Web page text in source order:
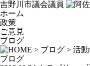
吉野川市議会議員
ホーム
政策
ご意見
ブログ
> ブログ > 活
ブログ